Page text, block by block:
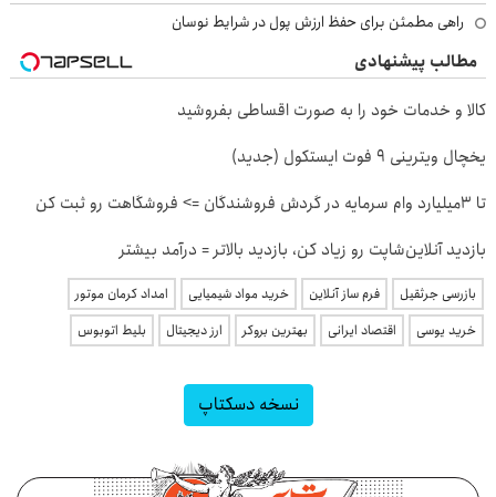
راهی مطمئن برای حفظ ارزش پول در شرایط نوسان
مطالب پیشنهادی
کالا و خدمات خود را به صورت اقساطی بفروشید
یخچال ویترینی 9 فوت ایستکول (جدید)
تا 3میلیارد وام سرمایه در گردش فروشندگان => فروشگاهت رو ثبت کن
بازدید آنلاین‌شاپت رو زیاد کن، بازدید بالاتر = درآمد بیشتر
بازرسی جرثقیل فرم ساز آنلاین خرید مواد شیمیایی
امداد کرمان موتور
خرید یوسی
اقتصاد ایرانی بهترین بروکر ارز دیجیتال بلیط اتوبوس
نسخه دسکتاپ